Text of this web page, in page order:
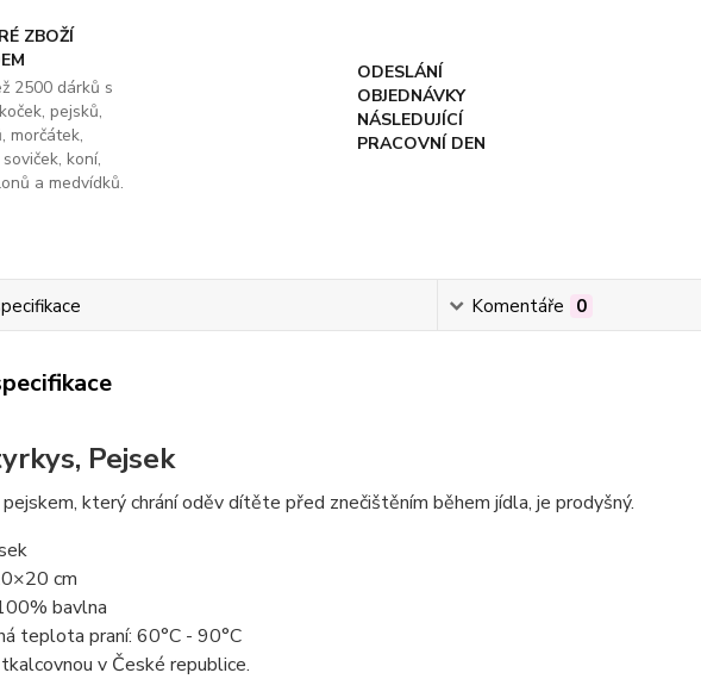
ZBOŽÍ
2500 dárků s
pejsků,
morčátek,
koní,
a medvídků.
ODESLÁNÍ
OBJEDNÁVKY
NÁSLEDUJÍCÍ
PRACOVNÍ DEN
Komentáře 0
Pejsek
který chrání oděv dítěte před znečištěním během jídla, je prodyšný.
cm
bavlna
teplota praní: 60°C - 90°C
v České republice.